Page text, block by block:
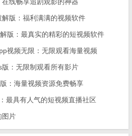
版：福利满满的视频软件
版：最真实的精彩的短视频软件
视频无限：无限观看海量视频
：无限制观看所有影片
：海量视频资源免费畅享
最具有人气的短视频直播社区
图片